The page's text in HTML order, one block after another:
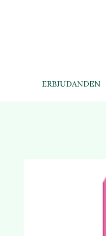
ERBJUDANDEN